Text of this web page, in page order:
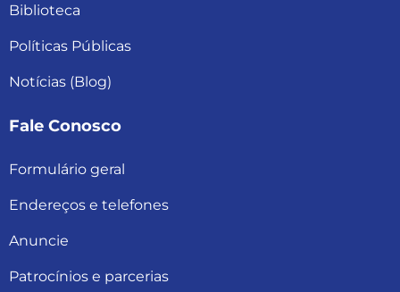
Biblioteca
Políticas Públicas
Notícias (Blog)
Fale Conosco
Formulário geral
Endereços e telefones
Anuncie
Patrocínios e parcerias